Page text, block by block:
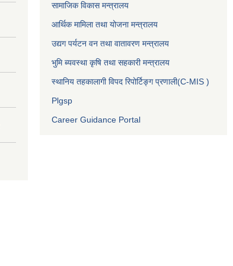
सामाजिक विकास मन्त्रालय
आर्थिक मामिला तथा योजना मन्त्रालय
उद्यग पर्यटन वन तथा वातावरण मन्त्रालय
भुमि ब्यवस्था कृषि तथा सहकारी मन्त्रालय
स्थानिय तहकालागी विपद रिपोर्टिङ्ग प्रणाली(C-MIS )
Plgsp
Career Guidance Portal